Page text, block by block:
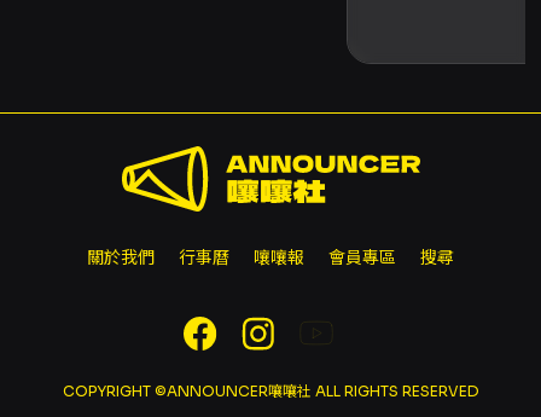
ibon、全家FamiPort、萊爾富Life-ET（僅提供
票券；每張票券超商取票需支付10元手續費。 -
國內郵寄：另收50元郵資。 折扣與身分優惠 - 身
心障礙人士及陪同者1名購票享5折優待，入場時
應出示身心障礙手冊，陪同者需與身障者同時入
請出示證件。 - 臺北表演藝術中心會員─成癮玩
化幣折抵」之限制，該折扣僅限網路購買。 超商
與特殊票種說明 - 輪椅席及輪椅陪同席、優惠套
票、有購買張數或次數限制的折扣方案，以及需
關於我們 行事曆 嚷嚷報 會員專區 搜尋
COPYRIGHT ©ANNOUNCER嚷嚷社 ALL RIGHTS RESERVED